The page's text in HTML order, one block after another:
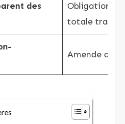
des
Obligation
totale
Amende de